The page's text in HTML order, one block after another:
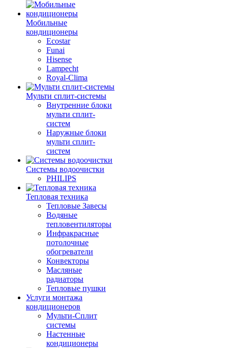
Мобильные
кондиционеры
Ecostar
Funai
Hisense
Lampecht
Royal-Clima
Мульти сплит-системы
Внутренние блоки
мульти сплит-
систем
Наружные блоки
мульти сплит-
систем
Системы водоочистки
PHILIPS
Тепловая техника
Тепловые Завесы
Водяные
тепловентиляторы
Инфракрасные
потолочные
обогреватели
Конвекторы
Масляные
радиаторы
Тепловые пушки
Услуги монтажа
кондиционеров
Мульти-Сплит
системы
Настенные
кондиционеры